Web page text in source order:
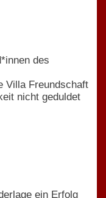
des
Villa Freundschaft
nicht geduldet
ein Erfolg